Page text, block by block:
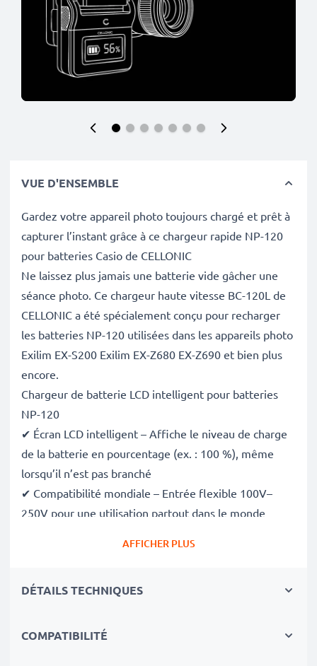
VUE D'ENSEMBLE
Gardez votre appareil photo toujours chargé et prêt à
capturer l’instant grâce à ce chargeur rapide NP-120
pour batteries Casio de CELLONIC
Ne laissez plus jamais une batterie vide gâcher une
séance photo. Ce chargeur haute vitesse BC-120L de
CELLONIC a été spécialement conçu pour recharger
les batteries NP-120 utilisées dans les appareils photo
Exilim EX-S200 Exilim EX-Z680 EX-Z690 et bien plus
encore.
Chargeur de batterie LCD intelligent pour batteries
NP-120
✔ Écran LCD intelligent – Affiche le niveau de charge
de la batterie en pourcentage (ex. : 100 %), même
lorsqu’il n’est pas branché
✔ Compatibilité mondiale – Entrée flexible 100V–
250V pour une utilisation partout dans le monde
RoHS, avec protection contre la surcharge, la
Compact et prêt pour le voyage
AFFICHER PLUS
DÉTAILS TECHNIQUES
COMPATIBILITÉ